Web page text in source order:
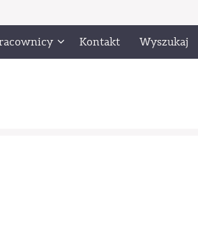
Kontakt Wyszukaj